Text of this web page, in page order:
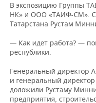
В экспозицию Группы
НК» и ООО «ТАИФ-СМ».
Татарстана Рустам
— Как идет работа? —
республики.
Генеральный директор
и генеральный
доложили Рустаму
предприятия,